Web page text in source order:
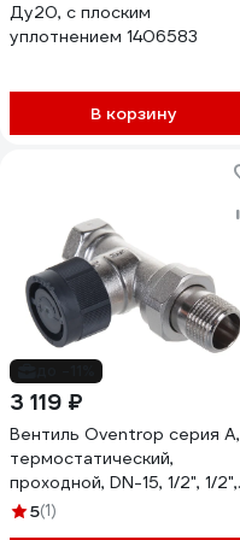
Ду20, с плоским
уплотнением 1406583
В корзину
3 119 ₽
Вентиль Oventrop серия A,
термостатический,
проходной, DN-15, 1/2", 1/2",
ВН, PN 1181104
5(1)